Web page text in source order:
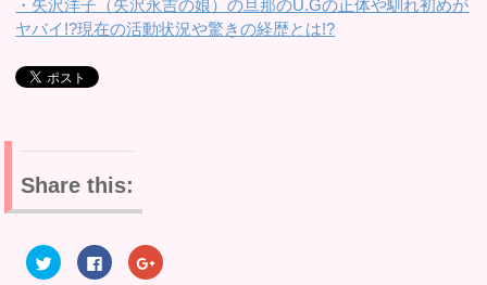
・矢沢洋子（矢沢永吉の娘）の旦那のU.Gの正体や馴れ初めが
ヤバイ!?現在の活動状況や驚きの経歴とは!?
Share this:
ク
リ
F
a
ク
リ